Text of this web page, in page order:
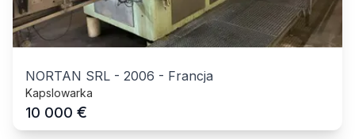
NORTAN SRL - 2006 - Francja
Kapslowarka
10 000 €